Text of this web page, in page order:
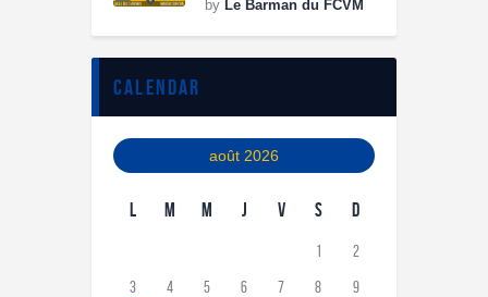
by Le Barman du FCVM
calendar
août 2026
L M M J V S D
1 2
3 4 5 6 7 8 9